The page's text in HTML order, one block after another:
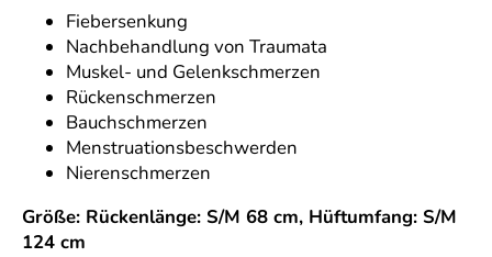
Fiebersenkung
Nachbehandlung von Traumata
Muskel- und Gelenkschmerzen
Rückenschmerzen
Bauchschmerzen
Menstruationsbeschwerden
Nierenschmerzen
Größe: Rückenlänge: S/M 68 cm, Hüftumfang: S/M
124 cm